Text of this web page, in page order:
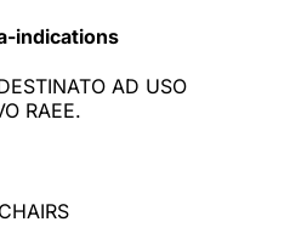
indications
AD USO
RAEE.